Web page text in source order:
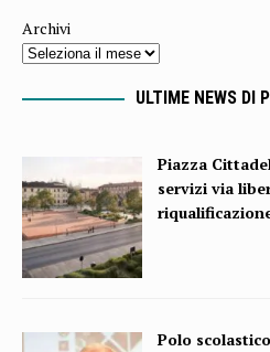
Archivi
ULTIME NEWS DI
Piazza
servizi via
Polo